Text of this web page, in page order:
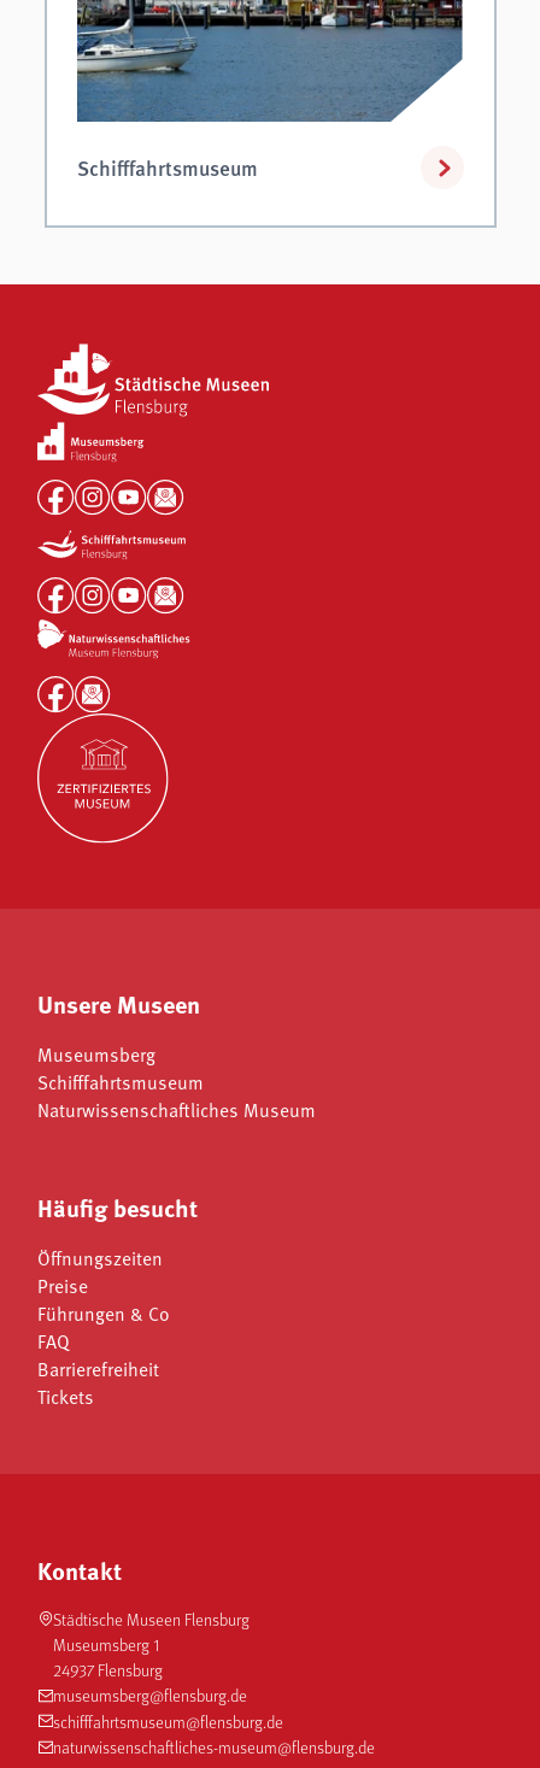
Schifffahrtsmuseum
Unsere Museen
Museumsberg
Schifffahrtsmuseum
Naturwissenschaftliches Museum
Häufig besucht
Öffnungszeiten
Preise
Führungen & Co
FAQ
Barrierefreiheit
Tickets
Kontakt
Städtische Museen Flensburg
Museumsberg 1
24937 Flensburg
museumsberg@flensburg.de
schifffahrtsmuseum@flensburg.de
naturwissenschaftliches-museum@flensburg.de